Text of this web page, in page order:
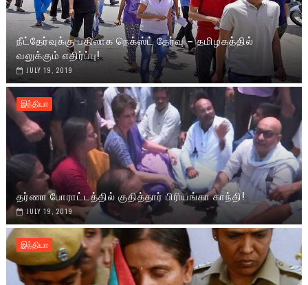
நீட்தேர்வுக்கு பதிலாக நெக்ஸ்ட் தேர்வு – தமிழகத்தில்
வலுக்கும் எதிர்ப்பு!
JULY 19, 2019
இந்தியா
தர்ணா போராட்டத்தில் குதித்தார் பிரியங்கா காந்தி!
JULY 19, 2019
இந்தியா